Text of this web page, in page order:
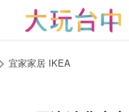
宜家家居 IKEA